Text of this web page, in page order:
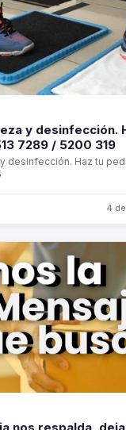
y desinfección.
7289 / 5200 319
desinfección. Haz tu
4